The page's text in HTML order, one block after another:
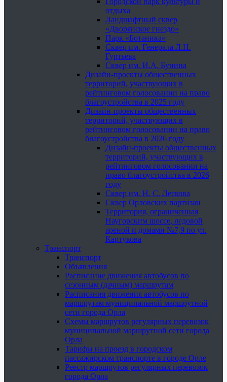
отдыха
Ландшафтный сквер
«Дворянское гнездо»
Парк «Ботаника»
Сквер им. Генерала Л.Н.
Гуртьева
Сквер им. И.А. Бунина
Дизайн-проекты общественных
территорий, участвующих в
рейтинговом голосовании на право
благоустройства в 2025 году
Дизайн-проекты общественных
территорий, участвующих в
рейтинговом голосовании на право
благоустройства в 2026 году
Дизайн-проекты общественных
территорий, участвующих в
рейтинговом голосовании на
право благоустройства в 2026
году
Сквер им. Н. С. Лескова
Сквер Орловских партизан
Территория, ограниченная
Наугорским шоссе, ледовой
ареной и домами №7,9 по ул.
Картукова
Транспорт
Транспорт
Объявления
Расписание движения автобусов по
сезонным (дачным) маршрутам
Расписания движения автобусов по
маршрутам муниципальной маршрутной
сети города Орла
Схемы маршрутов регулярных перевозок
муниципальной маршрутной сети города
Орла
Тарифы на проезд в городском
пассажирском транспорте в городе Орле
Реестр маршрутов регулярных перевозок
города Орла